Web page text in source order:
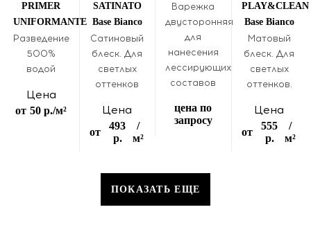
PRIMER
UNIFORMANTE
Разведение
500%
водой
Цена
от 50 р./м²
SATINATO
Base Bianco
Сатиновый
блеск. Для
светлых
оттенков
Цена
от
493
р.
/
м²
Варежка
двусторонняя
для
нанесения
лессирующих
составов
цена по
запросу
PLAY&CLEAN
Base Bianco
Матовый
блеск. Для
светлых
оттенков.
Цена
от
555
р.
/
м²
ПОКАЗАТЬ ЕЩЕ